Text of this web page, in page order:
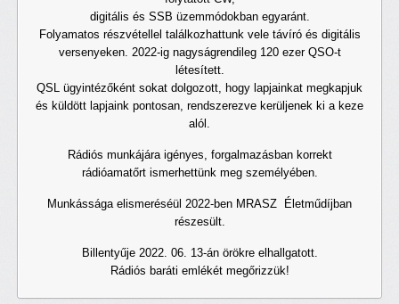
digitális és SSB üzemmódokban egyaránt.
Folyamatos részvétellel találkozhattunk vele távíró és digitális
versenyeken. 2022-ig nagyságrendileg 120 ezer QSO-t
létesített.
QSL ügyintézőként sokat dolgozott, hogy lapjainkat megkapjuk
és küldött lapjaink pontosan, rendszerezve kerüljenek ki a keze
alól.
Rádiós munkájára igényes, forgalmazásban korrekt
rádióamatőrt ismerhettünk meg személyében.
Munkássága elismeréséül 2022-ben MRASZ Életműdíjban
részesült.
Billentyűje 2022. 06. 13-án örökre elhallgatott.
Rádiós baráti emlékét megőrizzük!